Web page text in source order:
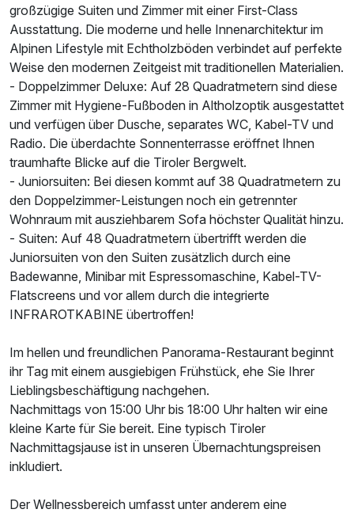
großzügige Suiten und Zimmer mit einer First-Class
Ausstattung. Die moderne und helle Innenarchitektur im
Alpinen Lifestyle mit Echtholzböden verbindet auf perfekte
Weise den modernen Zeitgeist mit traditionellen Materialien.
- Doppelzimmer Deluxe: Auf 28 Quadratmetern sind diese
Zimmer mit Hygiene-Fußboden in Altholzoptik ausgestattet
und verfügen über Dusche, separates WC, Kabel-TV und
Radio. Die überdachte Sonnenterrasse eröffnet Ihnen
traumhafte Blicke auf die Tiroler Bergwelt.
- Juniorsuiten: Bei diesen kommt auf 38 Quadratmetern zu
den Doppelzimmer-Leistungen noch ein getrennter
Wohnraum mit ausziehbarem Sofa höchster Qualität hinzu.
- Suiten: Auf 48 Quadratmetern übertrifft werden die
Juniorsuiten von den Suiten zusätzlich durch eine
Badewanne, Minibar mit Espressomaschine, Kabel-TV-
Flatscreens und vor allem durch die integrierte
INFRAROTKABINE übertroffen!
Im hellen und freundlichen Panorama-Restaurant beginnt
ihr Tag mit einem ausgiebigen Frühstück, ehe Sie Ihrer
Lieblingsbeschäftigung nachgehen.
Nachmittags von 15:00 Uhr bis 18:00 Uhr halten wir eine
kleine Karte für Sie bereit. Eine typisch Tiroler
Nachmittagsjause ist in unseren Übernachtungspreisen
inkludiert.
Der Wellnessbereich umfasst unter anderem eine